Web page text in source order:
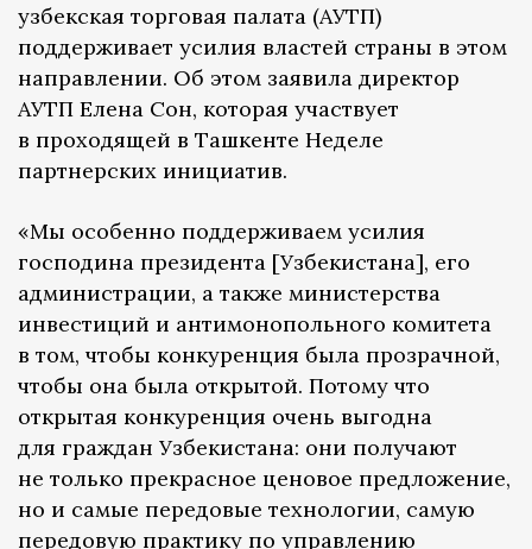
узбекская торговая палата (АУТП)
поддерживает усилия властей страны в этом
направлении. Об этом заявила директор
АУТП Елена Сон, которая участвует
в проходящей в Ташкенте Неделе
партнерских инициатив.
«Мы особенно поддерживаем усилия
господина президента [Узбекистана], его
администрации, а также министерства
инвестиций и антимонопольного комитета
в том, чтобы конкуренция была прозрачной,
чтобы она была открытой. Потому что
открытая конкуренция очень выгодна
для граждан Узбекистана: они получают
не только прекрасное ценовое предложение,
но и самые передовые технологии, самую
передовую практику по управлению